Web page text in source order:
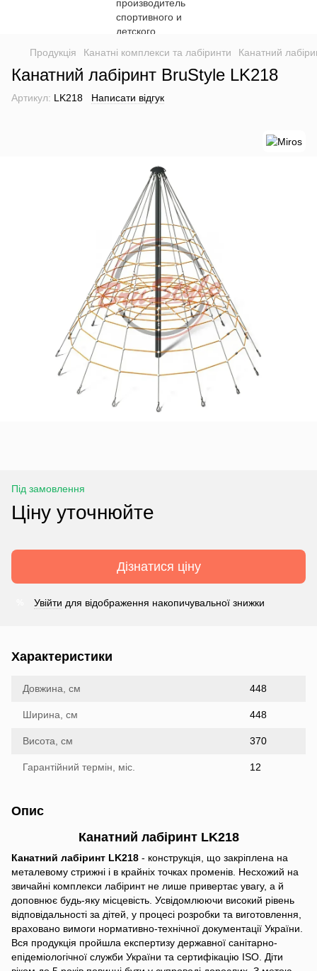
Продукція Канатні комплекси та лабіринти Канатний
Канатний лабіринт BruStyle LK218
Артикул: LK218 Написати відгук
Під замовлення
Ціну уточнюйте
Дізнатися ціну
Увійти для відображення накопичувальної знижки
Характеристики
Довжина, см 448
Ширина, см 448
Висота, см 370
Гарантійний термін, міс. 12
Опис
Канатний лабіринт LK218
Канатний лабіринт LK218 - конструкція, що закріплена на
металевому стрижні і в крайніх точках променів. Несхожий на
звичайні комплекси лабіринт не лише привертає увагу, а й
доповнює будь-яку місцевість. Усвідомлюючи високий рівень
відповідальності за дітей, у процесі розробки та виготовлення,
враховано вимоги нормативно-технічної документації України.
Вся продукція пройшла експертизу державної санітарно-
епідеміологічної служби України та сертифікацію ISO. Діти